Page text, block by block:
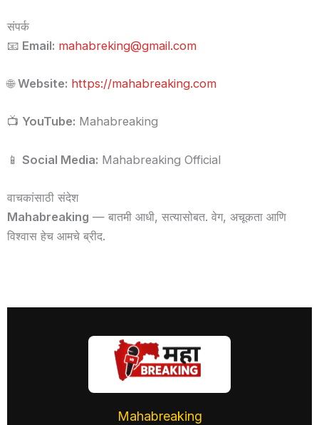
संपर्क
📧 Email: mahabreking@gmail.com
🌐Website: https://mahabreaking.com
📺 YouTube: Mahabreaking
📱 Social Media: Mahabreaking Official
वाचकांसाठी संदेश
Mahabreaking — बातमी आधी, सत्यासोबत. वेग, अचूकता आणि
विश्वास हेच आमचे ब्रीद.
Mahabreaking